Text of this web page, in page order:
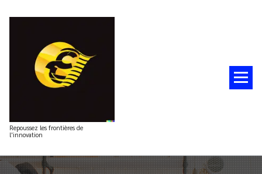
Repoussez les frontières de
l'innovation